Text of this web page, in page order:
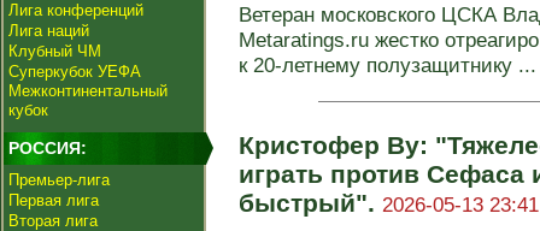
Лига конференций
Лига наций
Клубный ЧМ
Суперкубок УЕФА
Межконтинентальный
кубок
РОССИЯ:
Премьер-лига
Первая лига
Вторая лига
Ветеран московского ЦСКА
Metaratings.ru жестко
к 20-летнему полузащитнику ...
Кристофер Ву:
играть против
быстрый". 2026-05-13